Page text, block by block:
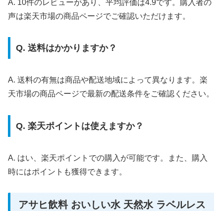
A. 10件のレビューがあり、平均評価は4.9です。購入者の
声は楽天市場の商品ページでご確認いただけます。
Q. 送料はかかりますか？
A. 送料の有無は商品や配送地域によって異なります。楽
天市場の商品ページで最新の配送条件をご確認ください。
Q. 楽天ポイントは使えますか？
A. はい、楽天ポイントでの購入が可能です。また、購入
時にはポイントも獲得できます。
アサヒ飲料 おいしい水 天然水 ラベルレス